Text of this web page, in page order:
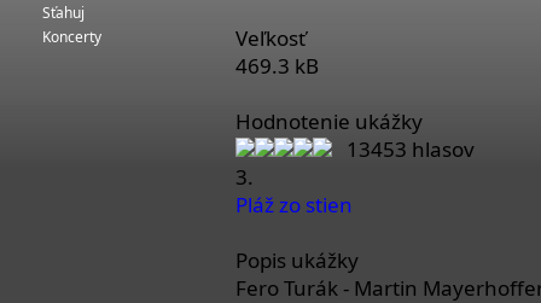
Sťahuj
Koncerty
Veľkosť
469.3 kB
Hodnotenie ukážky
13453 hlasov
3.
Pláž zo stien
Popis ukážky
Fero Turák - Martin